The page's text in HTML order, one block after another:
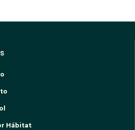
Hábitat